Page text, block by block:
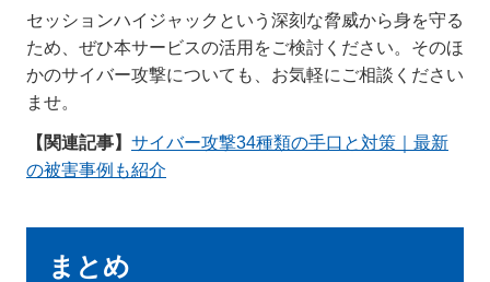
セッションハイジャックという深刻な脅威から身を守る
ため、ぜひ本サービスの活用をご検討ください。そのほ
かのサイバー攻撃についても、お気軽にご相談ください
ませ。
【関連記事】 サイバー攻撃34種類の手口と対策｜最新
の被害事例も紹介
まとめ